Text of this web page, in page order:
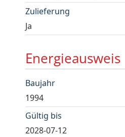
Zulieferung
Ja
Energieausweis
Baujahr
1994
Gültig bis
2028-07-12